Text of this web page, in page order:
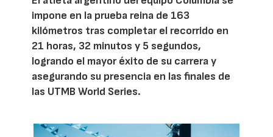
impone en la prueba reina de 163
kilómetros tras completar el recorrido en
21 horas, 32 minutos y 5 segundos,
logrando el mayor éxito de su carrera y
asegurando su presencia en las finales de
las UTMB World Series.